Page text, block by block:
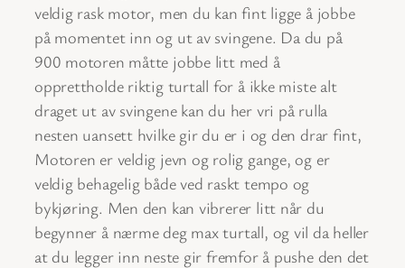
veldig rask motor, men du kan fint ligge å jobbe
på momentet inn og ut av svingene. Da du på
900 motoren måtte jobbe litt med å
opprettholde riktig turtall for å ikke miste alt
draget ut av svingene kan du her vri på rulla
nesten uansett hvilke gir du er i og den drar fint,
Motoren er veldig jevn og rolig gange, og er
veldig behagelig både ved raskt tempo og
bykjøring. Men den kan vibrerer litt når du
begynner å nærme deg max turtall, og vil da heller
at du legger inn neste gir fremfor å pushe den det